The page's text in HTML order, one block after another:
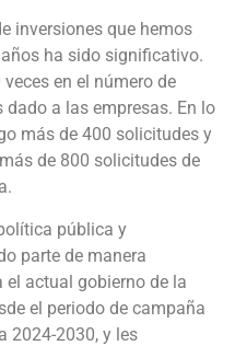
inversiones que hemos
ha sido significativo.
en el número de
a las empresas. En lo
más de 400 solicitudes y
de 800 solicitudes de
pública y
parte de manera
actual gobierno de la
el periodo de campaña
2024-2030, y les